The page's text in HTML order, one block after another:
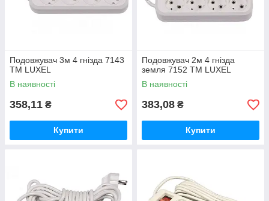
Подовжувач 3м 4 гнізда 7143
ТМ LUXEL
В наявності
358,11 ₴
Купити
Подовжувач 2м 4 гнізда
земля 7152 ТМ LUXEL
В наявності
383,08 ₴
Купити